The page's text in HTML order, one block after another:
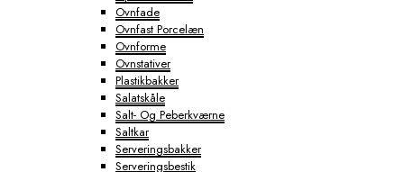
Ovnfade
Ovnfast Porcelæn
Ovnforme
Ovnstativer
Plastikbakker
Salatskåle
Salt- Og Peberkværne
Saltkar
Serveringsbakker
Serveringsbestik